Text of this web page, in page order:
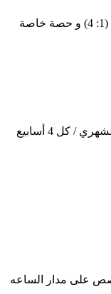
/ كل 4 أسابيع
على مدار الساعه